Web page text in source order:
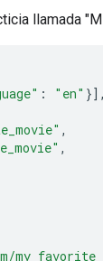
llamada
: "en" }],
,
,